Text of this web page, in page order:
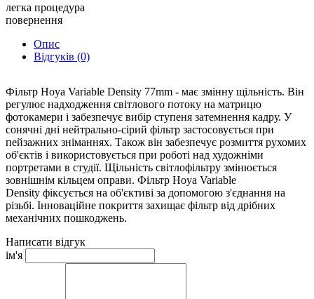
легка процедура
повернення
Опис
Відгуків (0)
Фільтр Hoya Variable Density 77mm - має змінну щільність. Він
регулює надходження світлового потоку на матрицю
фотокамери і забезпечує вибір ступеня затемнення кадру. У
сонячні дні нейтрально-сірий фільтр застосовується при
пейзажних зніманнях. Також він забезпечує розмиття рухомих
об'єктів і використовується при роботі над художніми
портретами в студії. Щільність світлофільтру змінюється
зовнішнім кільцем оправи. Фільтр Hoya Variable
Density фіксується на об'єктиві за допомогою з'єднання на
різьбі. Інноваційне покриття захищає фільтр від дрібних
механічних пошкоджень.
Написати відгук
ім'я